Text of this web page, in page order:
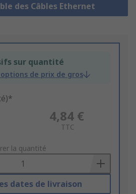
des Câbles Ethernet
sur quantité
de prix de gros
4,84 €
TTC
la quantité
dates de livraison